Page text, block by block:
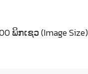
ພິກເຊວ (Image Size)